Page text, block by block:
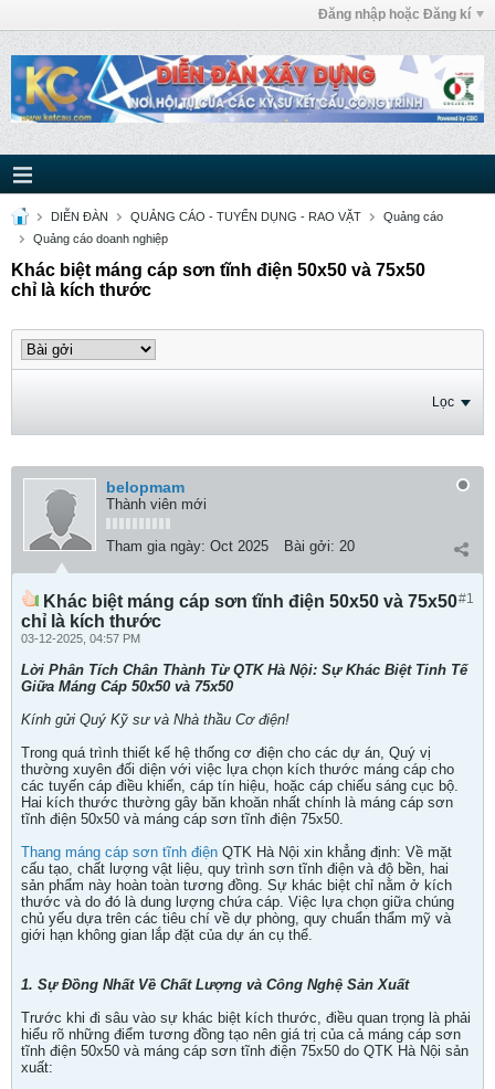
Đăng nhập hoặc Đăng kí
DIỄN ĐÀN QUẢNG CÁO - TUYỂN DỤNG - RAO VẶT
Quảng cáo
Quảng cáo doanh nghiệp
Khác biệt máng cáp sơn tĩnh điện 50x50 và 75x50
chỉ là kích thước
Lọc
belopmam
Thành viên mới
Tham gia ngày: Oct 2025 Bài gởi: 20
#1
Khác biệt máng cáp sơn tĩnh điện 50x50 và 75x50
chỉ là kích thước
03-12-2025, 04:57 PM
Lời Phân Tích Chân Thành Từ QTK Hà Nội: Sự Khác Biệt Tinh Tế
Giữa Máng Cáp 50x50 và 75x50
Kính gửi Quý Kỹ sư và Nhà thầu Cơ điện!
Trong quá trình thiết kế hệ thống cơ điện cho các dự án, Quý vị
thường xuyên đối diện với việc lựa chọn kích thước máng cáp cho
các tuyến cáp điều khiển, cáp tín hiệu, hoặc cáp chiếu sáng cục bộ.
Hai kích thước thường gây băn khoăn nhất chính là máng cáp sơn
tĩnh điện 50x50 và máng cáp sơn tĩnh điện 75x50.
Thang máng cáp sơn tĩnh điện QTK Hà Nội xin khẳng định: Về mặt
cấu tạo, chất lượng vật liệu, quy trình sơn tĩnh điện và độ bền, hai
sản phẩm này hoàn toàn tương đồng. Sự khác biệt chỉ nằm ở kích
thước và do đó là dung lượng chứa cáp. Việc lựa chọn giữa chúng
chủ yếu dựa trên các tiêu chí về dự phòng, quy chuẩn thẩm mỹ và
giới hạn không gian lắp đặt của dự án cụ thể.
1. Sự Đồng Nhất Về Chất Lượng và Công Nghệ Sản Xuất
Trước khi đi sâu vào sự khác biệt kích thước, điều quan trọng là phải
hiểu rõ những điểm tương đồng tạo nên giá trị của cả máng cáp sơn
tĩnh điện 50x50 và máng cáp sơn tĩnh điện 75x50 do QTK Hà Nội sản
xuất: